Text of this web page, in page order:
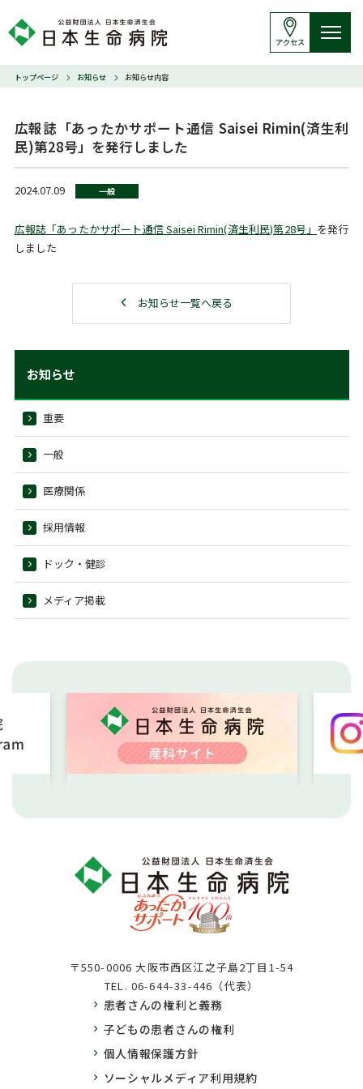
アクセス
トップページ お知らせ お知らせ内容
広報誌「あったかサポート通信 Saisei Rimin(済生利
民)第28号」を発行しました
2024.07.09 一般
広報誌「あったかサポート通信 Saisei Rimin(済生利民)第28号」 を発行
しました
お知らせ一覧へ戻る
お知らせ
重要
一般
医療関係
採用情報
ドック・健診
メディア掲載
〒550-0006 大阪市西区江之子島2丁目1-54
TEL. 06-644-33-446（代表）
患者さんの権利と義務
子どもの患者さんの権利
個人情報保護方針
ソーシャルメディア利用規約